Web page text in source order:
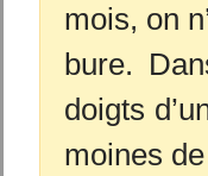
mois, on
bure.
doigts
moines